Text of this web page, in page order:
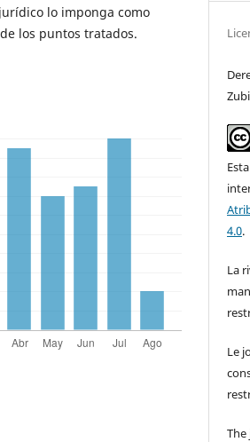
lo imponga como
los puntos tratados.
4.0.
La
Le